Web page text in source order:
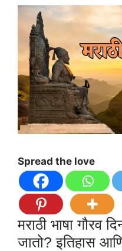
Spread the love
मराठी भाषा गौरव
जातो? इतिहास